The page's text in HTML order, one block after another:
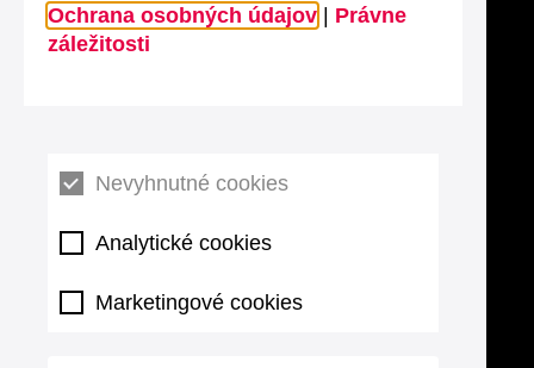
Ochrana osobných údajov
Právne
záležitosti
Nevyhnutné cookies
Analytické cookies
Marketingové cookies